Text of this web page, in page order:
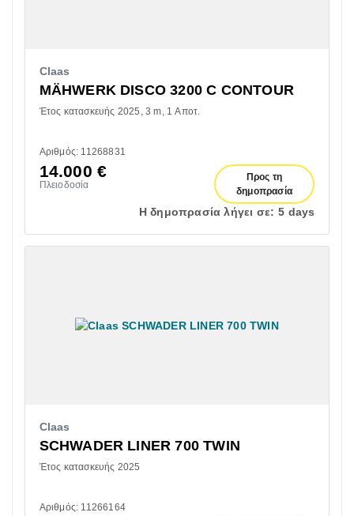
Claas
MÄHWERK DISCO 3200 C CONTOUR
Έτος κατασκευής 2025 3 m 1 Αποτ.
Αριθμός: 11268831
14.000 €
Πλειοδοσία
Προς τη
δημοπρασία
Η δημοπρασία λήγει σε: 5 days
Claas
SCHWADER LINER 700 TWIN
Έτος κατασκευής 2025
Αριθμός: 11266164